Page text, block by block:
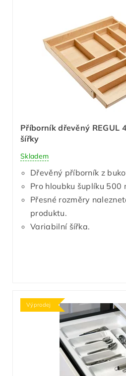
Příborník dřevěný REGUL
šířky
Skladem
Dřevěný příborník z
Pro hloubku šuplíku 500
Přesné rozměry
produktu.
Variabilní šířka.
Výprodej